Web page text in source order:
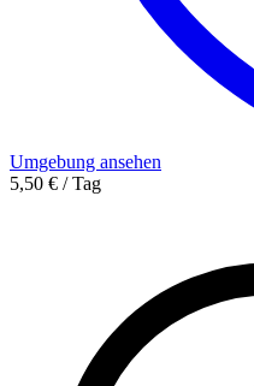
Umgebung ansehen
5,50 € / Tag